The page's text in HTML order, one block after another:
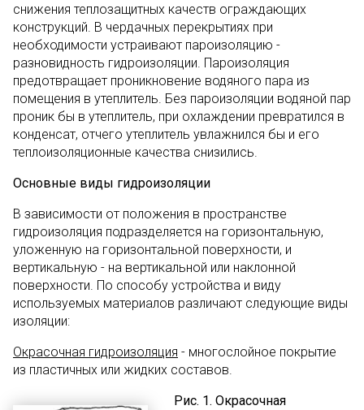
снижения теплозащитных качеств ограждающих
конструкций. В чердачных перекрытиях при
необходимости устраивают пароизоляцию -
разновидность гидроизоляции. Пароизоляция
предотвращает проникновение водяного пара из
помещения в утеплитель. Без пароизоляции водяной пар
проник бы в утеплитель, при охлаждении превратился в
конденсат, отчего утеплитель увлажнился бы и его
теплоизоляционные качества снизились.
Основные виды гидроизоляции
В зависимости от положения в пространстве
гидроизоляция подразделяется на горизонтальную,
уложенную на горизонтальной поверхности, и
вертикальную - на вертикальной или наклонной
поверхности. По способу устройства и виду
используемых материалов различают следующие виды
изоляции:
Окрасочная гидроизоляция - многослойное покрытие
из пластичных или жидких составов.
Рис. 1. Окрасочная